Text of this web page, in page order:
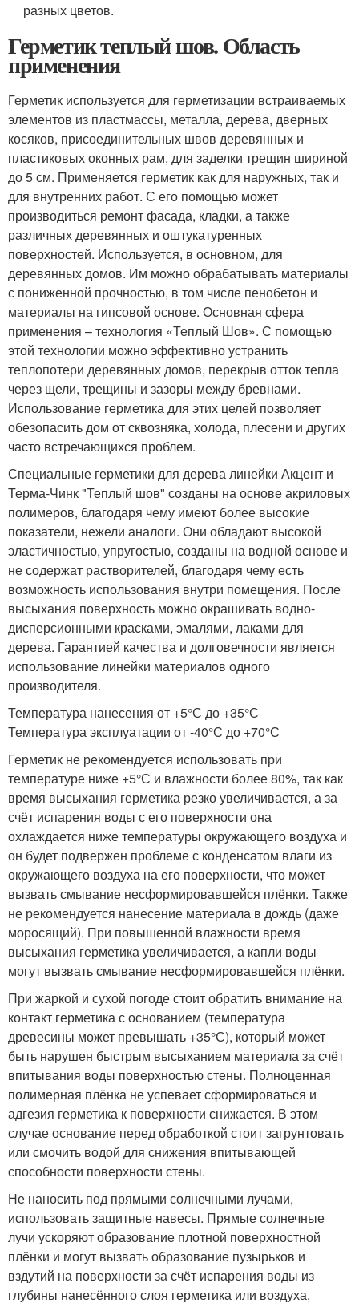
разных цветов.
Герметик теплый шов. Область
применения
Герметик используется для герметизации встраиваемых
элементов из пластмассы, металла, дерева, дверных
косяков, присоединительных швов деревянных и
пластиковых оконных рам, для заделки трещин шириной
до 5 см. Применяется герметик как для наружных, так и
для внутренних работ. С его помощью может
производиться ремонт фасада, кладки, а также
различных деревянных и оштукатуренных
поверхностей. Используется, в основном, для
деревянных домов. Им можно обрабатывать материалы
с пониженной прочностью, в том числе пенобетон и
материалы на гипсовой основе. Основная сфера
применения – технология «Теплый Шов». С помощью
этой технологии можно эффективно устранить
теплопотери деревянных домов, перекрыв отток тепла
через щели, трещины и зазоры между бревнами.
Использование герметика для этих целей позволяет
обезопасить дом от сквозняка, холода, плесени и других
часто встречающихся проблем.
Специальные герметики для дерева линейки Акцент и
Терма-Чинк "Теплый шов" созданы на основе акриловых
полимеров, благодаря чему имеют более высокие
показатели, нежели аналоги. Они обладают высокой
эластичностью, упругостью, созданы на водной основе и
не содержат растворителей, благодаря чему есть
возможность использования внутри помещения. После
высыхания поверхность можно окрашивать водно-
дисперсионными красками, эмалями, лаками для
дерева. Гарантией качества и долговечности является
использование линейки материалов одного
производителя.
Температура нанесения от +5°С до +35°С
Температура эксплуатации от -40°С до +70°С
Герметик не рекомендуется использовать при
температуре ниже +5°С и влажности более 80%, так как
время высыхания герметика резко увеличивается, а за
счёт испарения воды с его поверхности она
охлаждается ниже температуры окружающего воздуха и
он будет подвержен проблеме с конденсатом влаги из
окружающего воздуха на его поверхности, что может
вызвать смывание несформировавшейся плёнки. Также
не рекомендуется нанесение материала в дождь (даже
моросящий). При повышенной влажности время
высыхания герметика увеличивается, а капли воды
могут вызвать смывание несформировавшейся плёнки.
При жаркой и сухой погоде стоит обратить внимание на
контакт герметика с основанием (температура
древесины может превышать +35°С), который может
быть нарушен быстрым высыханием материала за счёт
впитывания воды поверхностью стены. Полноценная
полимерная плёнка не успевает сформироваться и
адгезия герметика к поверхности снижается. В этом
случае основание перед обработкой стоит загрунтовать
или смочить водой для снижения впитывающей
способности поверхности стены.
Не наносить под прямыми солнечными лучами,
использовать защитные навесы. Прямые солнечные
лучи ускоряют образование плотной поверхностной
плёнки и могут вызвать образование пузырьков и
вздутий на поверхности за счёт испарения воды из
глубины нанесённого слоя герметика или воздуха,